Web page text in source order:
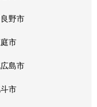
野市
市
島市
市